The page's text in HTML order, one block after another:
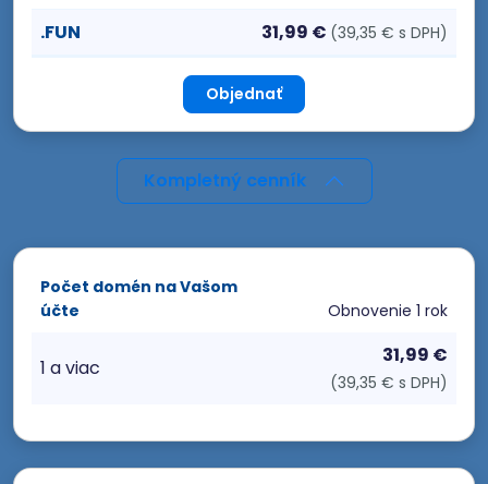
.FUN 31,99 € (39,35 € s DPH)
Objednať
Kompletný cenník
Počet domén na Vašom
účte
Obnovenie 1 rok
1 a viac
31,99 €
(39,35 € s DPH)